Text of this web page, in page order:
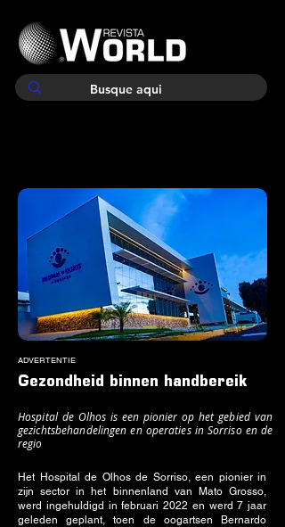
ADVERTENTIE
Gezondheid binnen handbereik
Hospital de Olhos is een pionier op het gebied van
gezichtsbehandelingen en operaties in Sorriso en de
regio
Het Hospital de Olhos de Sorriso, een pionier in
zijn sector in het binnenland van Mato Grosso,
werd ingehuldigd in februari 2022 en werd 7 jaar
geleden geplant, toen de oogartsen Bernardo